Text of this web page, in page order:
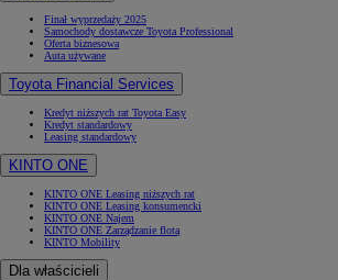
Finał wyprzedaży 2025
Samochody dostawcze Toyota Professional
Oferta biznesowa
Auta używane
Toyota Financial Services
Kredyt niższych rat Toyota Easy
Kredyt standardowy
Leasing standardowy
KINTO ONE
KINTO ONE Leasing niższych rat
KINTO ONE Leasing konsumencki
KINTO ONE Najem
KINTO ONE Zarządzanie flotą
KINTO Mobility
Dla właścicieli